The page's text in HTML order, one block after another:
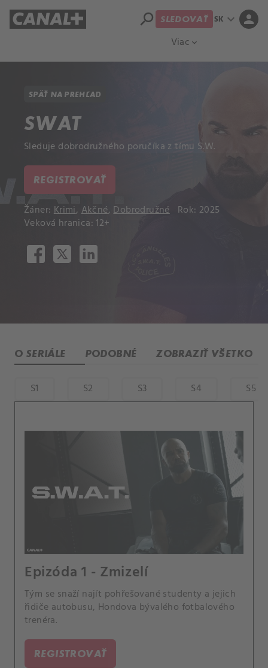
Viac expand_more
search SLEDOVAŤ SK expand_more person
SPÄŤ NA PREHĽAD
SWAT
Sleduje dobrodružného poručíka z tímu S.W.
REGISTROVAŤ
Žáner: Krimi, Akčné,Dobrodružné Rok: 2025
Veková hranica: 12+
O SERIÁLE PODOBNÉ ZOBRAZIŤ VŠETKO
S1 S2 S3 S4 S5
Epizóda 1 - Zmizelí
Tým se snaží najít pohřešované studenty a jejich
řidiče autobusu, Hondova bývalého fotbalového
trenéra.
REGISTROVAŤ